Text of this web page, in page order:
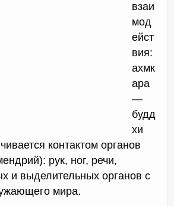
взаи
мод
ейст
вия:
ахмк
ара
—
будд
хи
контактом органов
рук, ног, речи,
и выделительных органов с
мира.